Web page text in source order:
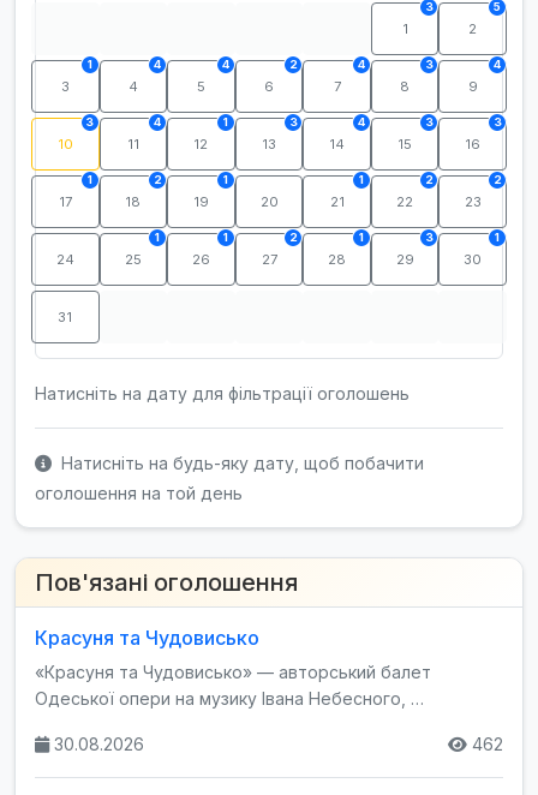
1
3
2
5
3
1
4
4
5
4
6
2
7
4
8
3
9
4
10
3
11
4
12
1
13
3
14
4
15
3
16
3
17
1
18
2
19
1
20 21
1
22
2
23
2
24 25
1
26
1
27
2
28
1
29
3
30
1
31
Натисніть на дату для фільтрації оголошень
Натисніть на будь-яку дату, щоб побачити
оголошення на той день
Пов'язані оголошення
Красуня та Чудовисько
«Красуня та Чудовисько» — авторський балет
Одеської опери на музику Івана Небесного, …
30.08.2026 462